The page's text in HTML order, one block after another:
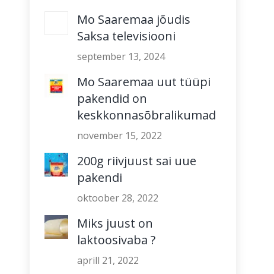
Mo Saaremaa jõudis
Saksa televisiooni
september 13, 2024
Mo Saaremaa uut tüüpi
pakendid on
keskkonnasõbralikumad
november 15, 2022
200g riivjuust sai uue
pakendi
oktoober 28, 2022
Miks juust on
laktoosivaba ?
aprill 21, 2022